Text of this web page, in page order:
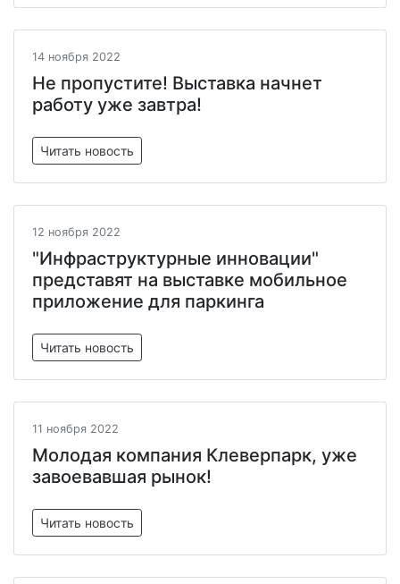
14 ноября 2022
Не пропустите! Выставка начнет
работу уже завтра!
Читать новость
12 ноября 2022
"Инфраструктурные инновации"
представят на выставке мобильное
приложение для паркинга
Читать новость
11 ноября 2022
Молодая компания Клеверпарк, уже
завоевавшая рынок!
Читать новость